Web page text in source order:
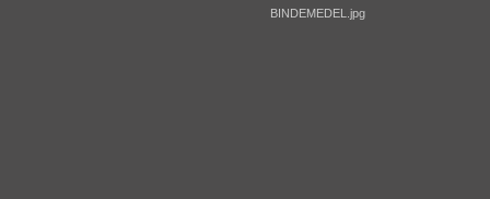
BINDEMEDEL.jpg